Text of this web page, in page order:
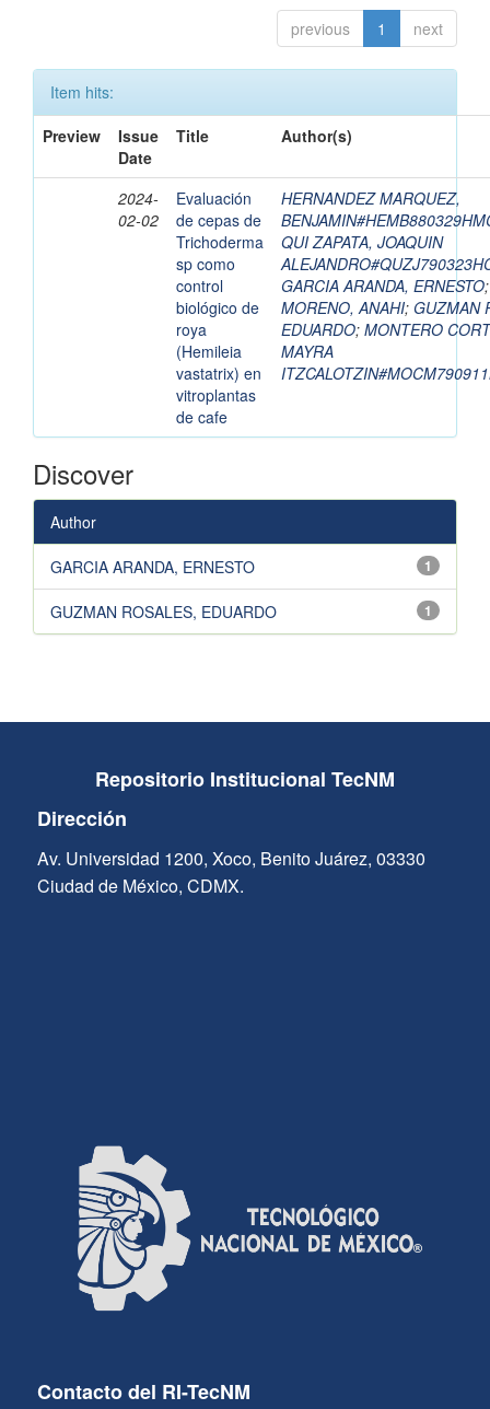
previous 1 next
Item hits:
Preview
Issue
Date
Title Author(s)
2024-
02-02
Evaluación
de cepas de
Trichoderma
sp como
control
biológico de
roya
(Hemileia
vastatrix) en
vitroplantas
de cafe
HERNANDEZ MARQUEZ,
QUI ZAPATA, JOAQUIN
GARCIA ARANDA, ERNESTO
MORENO, ANAHI; GUZMAN
EDUARDO; MONTERO
MAYRA
Discover
Author
1
GARCIA ARANDA, ERNESTO
1
GUZMAN ROSALES, EDUARDO
Repositorio Institucional TecNM
Dirección
Av. Universidad 1200, Xoco, Benito Juárez, 03330
Ciudad de México, CDMX.
Contacto del RI-TecNM